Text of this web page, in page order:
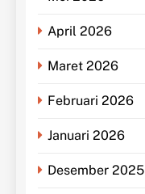
April 2026
Maret 2026
Februari 2026
Januari 2026
Desember 2025